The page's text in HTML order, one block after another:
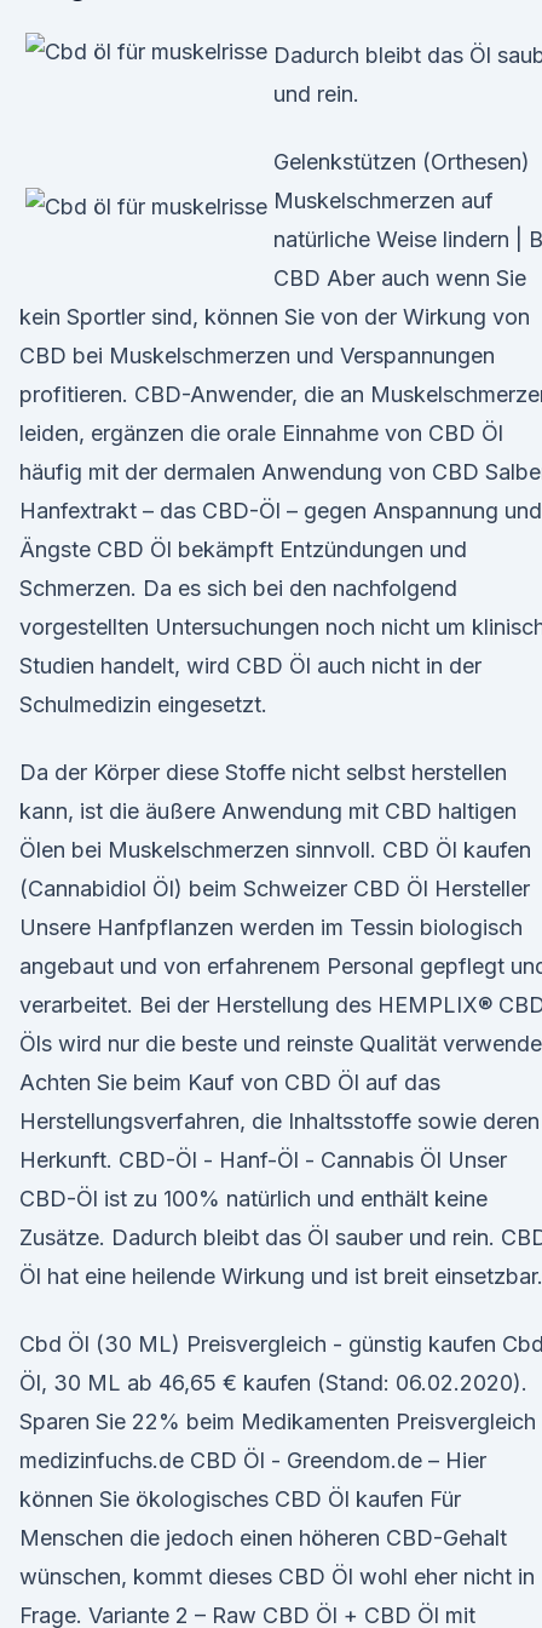
Dadurch bleibt das Öl
und rein.
Gelenkstützen (Orthesen)
Muskelschmerzen auf
natürliche Weise lindern |
CBD Aber auch wenn Sie
kein Sportler sind, können Sie von der Wirkung von
CBD bei Muskelschmerzen und Verspannungen
profitieren. CBD-Anwender, die an
leiden, ergänzen die orale Einnahme von CBD Öl
häufig mit der dermalen Anwendung von CBD
Hanfextrakt – das CBD-Öl – gegen Anspannung und
Ängste CBD Öl bekämpft Entzündungen und
Schmerzen. Da es sich bei den nachfolgend
vorgestellten Untersuchungen noch nicht um
Studien handelt, wird CBD Öl auch nicht in der
Schulmedizin eingesetzt.
Da der Körper diese Stoffe nicht selbst herstellen
kann, ist die äußere Anwendung mit CBD haltigen
Ölen bei Muskelschmerzen sinnvoll. CBD Öl kaufen
(Cannabidiol Öl) beim Schweizer CBD Öl Hersteller
Unsere Hanfpflanzen werden im Tessin biologisch
angebaut und von erfahrenem Personal gepflegt
verarbeitet. Bei der Herstellung des HEMPLIX®
Öls wird nur die beste und reinste Qualität
Achten Sie beim Kauf von CBD Öl auf das
Herstellungsverfahren, die Inhaltsstoffe sowie deren
Herkunft. CBD-Öl - Hanf-Öl - Cannabis Öl Unser
CBD-Öl ist zu 100% natürlich und enthält keine
Zusätze. Dadurch bleibt das Öl sauber und rein.
Öl hat eine heilende Wirkung und ist breit einsetzbar.
Cbd Öl (30 ML) Preisvergleich - günstig kaufen Cbd
Öl, 30 ML ab 46,65 € kaufen (Stand: 06.02.2020).
Sparen Sie 22% beim Medikamenten Preisvergleich
medizinfuchs.de CBD Öl - Greendom.de – Hier
können Sie ökologisches CBD Öl kaufen Für
Menschen die jedoch einen höheren CBD-Gehalt
wünschen, kommt dieses CBD Öl wohl eher nicht in
Frage. Variante 2 – Raw CBD Öl + CBD Öl mit